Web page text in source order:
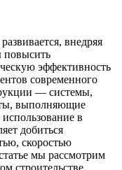
внедряя
повысить
эффективность
современного
— системы,
выполняющие
в
добиться
скоростью
мы рассмотрим
строительстве,